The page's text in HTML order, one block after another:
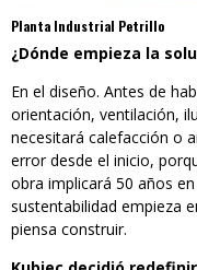
Planta Industrial Petrillo
¿Dónde empieza la
En el diseño. Antes de
orientación, ventilación,
necesitará calefacción o
error desde el inicio,
obra implicará 50 años
sustentabilidad empieza
piensa construir.